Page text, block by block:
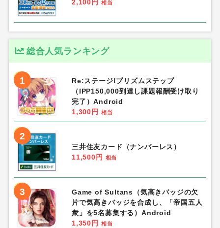
2,100円 相当
総合人気ランキング
1
Re:ステージ!プリズムステップ
（IPP150,000到達し課題報酬受け取り
完了）Android
1,300円
相当
2
三井住友カード（ナンバーレス）
11,500円
相当
3
Game of Sultans（気高きバッジの欠
片で気高きバッジを合成し、「帝国五人
衆」を5名募集する）Android
1,350円
相当